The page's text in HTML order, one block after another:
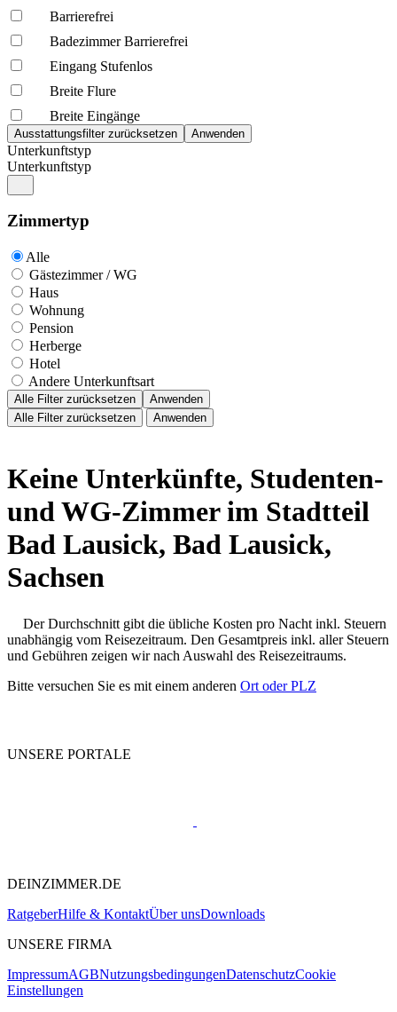
Barrierefrei
Badezimmer Barrierefrei
Eingang Stufenlos
Breite Flure
Breite Eingänge
Unterkunftstyp
Unterkunftstyp
Zimmertyp
Alle
Gästezimmer / WG
Haus
Wohnung
Pension
Herberge
Hotel
Andere Unterkunftsart
Alle Filter zurücksetzen
Anwenden
Alle Filter zurücksetzen
Anwenden
Keine Unterkünfte, Studenten-
und WG-Zimmer im Stadtteil
Bad Lausick, Bad Lausick,
Sachsen
Der Durchschnitt gibt die übliche Kosten pro Nacht inkl. Steuern
unabhängig vom Reisezeitraum. Den Gesamtpreis inkl. aller Steuern
und Gebühren zeigen wir nach Auswahl des Reisezeitraums.
Bitte versuchen Sie es mit einem anderen Ort oder PLZ
UNSERE PORTALE
DEINZIMMER.DE
RatgeberHilfe & KontaktÜber unsDownloads
UNSERE FIRMA
ImpressumAGBNutzungsbedingungenDatenschutzCookie
Einstellungen